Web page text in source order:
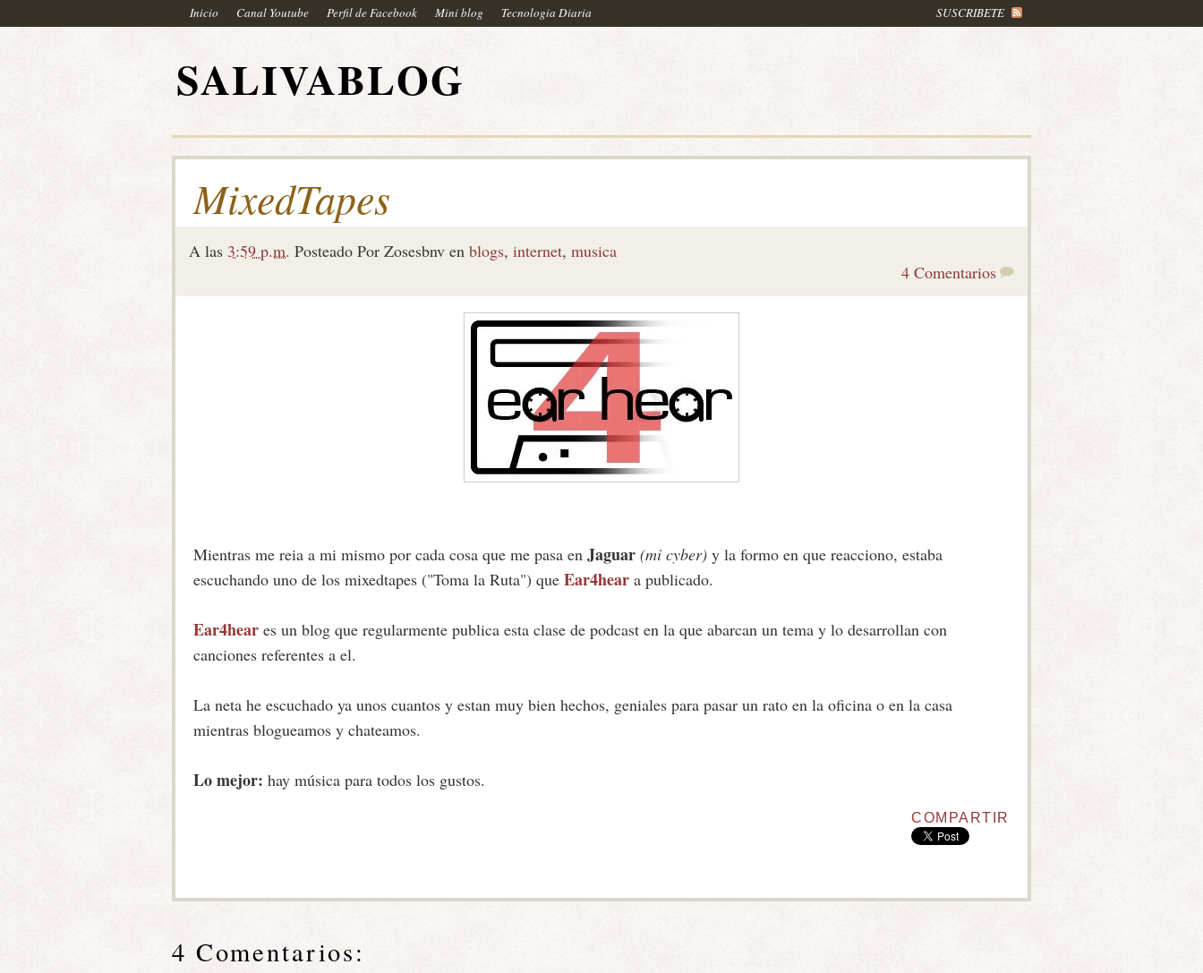
Inicio Canal Youtube Perfil de Facebook Mini blog Tecnologia Diaria SUSCRIBETE
SALIVABLOG
MixedTapes
A las 3:59 p.m. Posteado Por Zosesbnv en blogs, internet, musica
4 Comentarios
Mientras me reia a mi mismo por cada cosa que me pasa en Jaguar (mi cyber) y la formo en que reacciono, estaba
escuchando uno de los mixedtapes ("Toma la Ruta") que Ear4hear a publicado.
Ear4hear es un blog que regularmente publica esta clase de podcast en la que abarcan un tema y lo desarrollan con
canciones referentes a el.
La neta he escuchado ya unos cuantos y estan muy bien hechos, geniales para pasar un rato en la oficina o en la casa
mientras blogueamos y chateamos.
Lo mejor: hay música para todos los gustos.
COMPARTIR
4 Comentarios: